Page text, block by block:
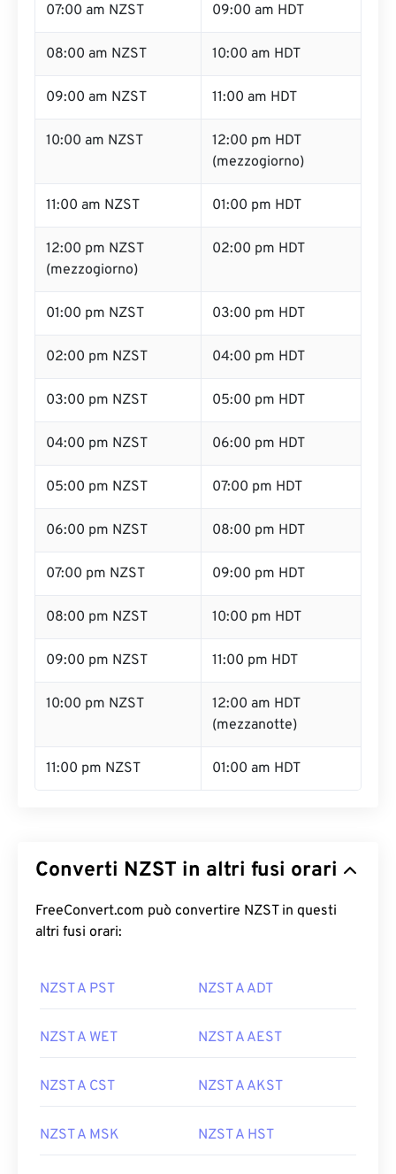
07:00 am NZST 09:00 am HDT
08:00 am NZST 10:00 am HDT
09:00 am NZST 11:00 am HDT
10:00 am NZST
12:00 pm HDT
(mezzogiorno)
11:00 am NZST 01:00 pm HDT
12:00 pm NZST
(mezzogiorno)
02:00 pm HDT
01:00 pm NZST 03:00 pm HDT
02:00 pm NZST 04:00 pm HDT
03:00 pm NZST 05:00 pm HDT
04:00 pm NZST 06:00 pm HDT
05:00 pm NZST 07:00 pm HDT
06:00 pm NZST 08:00 pm HDT
07:00 pm NZST 09:00 pm HDT
08:00 pm NZST 10:00 pm HDT
09:00 pm NZST 11:00 pm HDT
10:00 pm NZST
12:00 am HDT
(mezzanotte)
11:00 pm NZST 01:00 am HDT
Converti NZST in altri fusi orari
FreeConvert.com può convertire NZST in questi
altri fusi orari:
NZST A PST NZST A ADT
NZST A WET NZST A AEST
NZST A CST NZST A AKST
NZST A MSK NZST A HST